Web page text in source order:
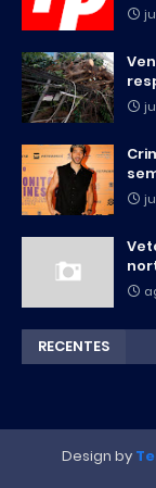
RECENTES
Design by